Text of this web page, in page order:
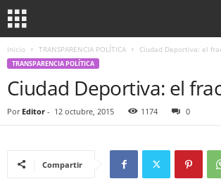
Inicio TRANSPARENCIA POLÍTICA Ciudad Deportiva: el
TRANSPARENCIA POLÍTICA
Ciudad Deportiva: el
Por Editor - 12 octubre, 2015 1174 0
Compartir